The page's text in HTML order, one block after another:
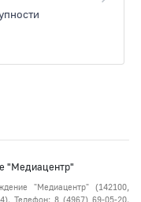
"Медиацентр"
"Медиацентр" (142100,
Телефон: 8 (4967) 69-05-20.